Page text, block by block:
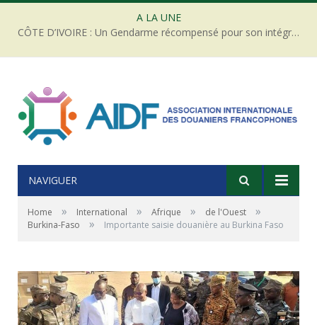
A LA UNE
CÔTE D’IVOIRE : Un Gendarme récompensé pour son intégrité face à une tentative de corruption
NAVIGUER
Home » International » Afrique » de l'Ouest »
Burkina-Faso » Importante saisie douanière au Burkina Faso